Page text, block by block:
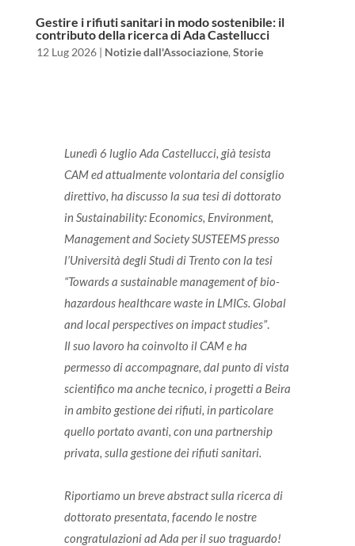
Gestire i rifiuti sanitari in modo sostenibile: il
contributo della ricerca di Ada Castellucci
12 Lug 2026| Notizie dall'Associazione, Storie
Lunedì 6 luglio Ada Castellucci, già tesista
CAM ed attualmente volontaria del consiglio
direttivo, ha discusso la sua tesi di dottorato
in Sustainability: Economics, Environment,
Management and Society SUSTEEMS presso
l’Università degli Studi di Trento con la tesi
“Towards a sustainable management of bio-
hazardous healthcare waste in LMICs. Global
and local perspectives on impact studies”.
Il suo lavoro ha coinvolto il CAM e ha
permesso di accompagnare, dal punto di vista
scientifico ma anche tecnico, i progetti a Beira
in ambito gestione dei rifiuti, in particolare
quello portato avanti, con una partnership
privata, sulla gestione dei rifiuti sanitari.
Riportiamo un breve abstract sulla ricerca di
dottorato presentata, facendo le nostre
congratulazioni ad Ada per il suo traguardo!